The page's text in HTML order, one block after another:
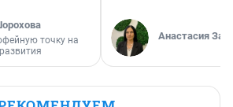
точку на
Анастасия